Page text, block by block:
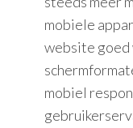
mobiele
website
mobiel